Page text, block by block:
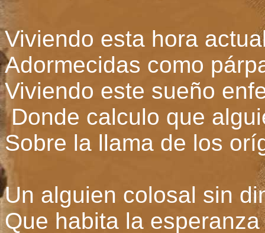
Viviendo esta hora
Adormecidas como
Viviendo este sueño
Donde calculo que
Sobre la llama de los
Un alguien colosal sin
Que habita la